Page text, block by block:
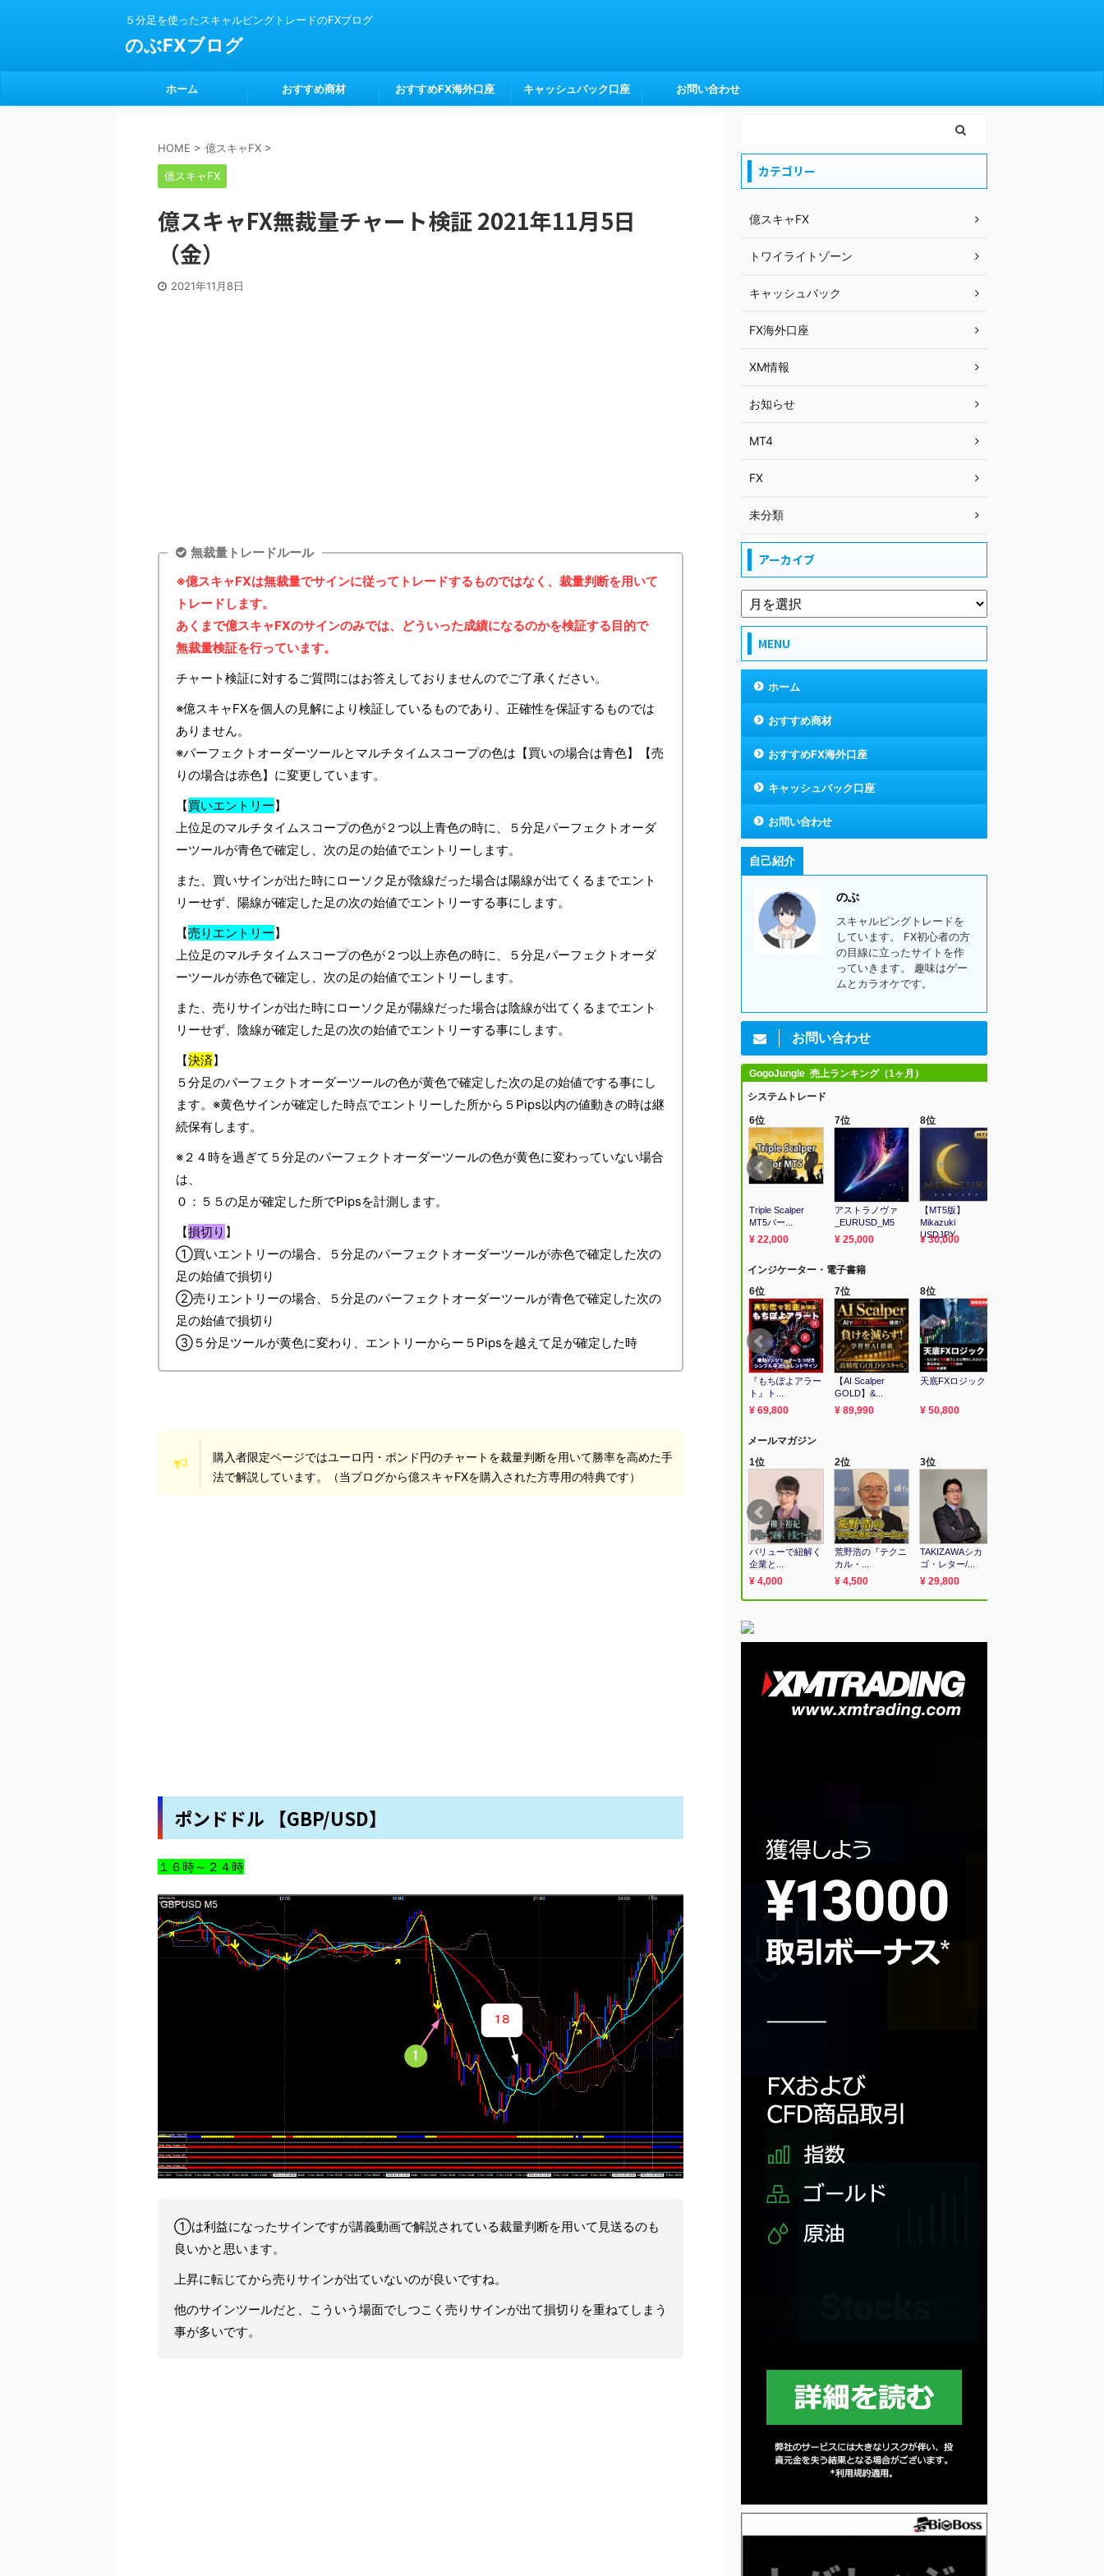
５分足を使ったスキャルピングトレードのFXブログ
のぶFXブログ
ホーム おすすめ商材 おすすめFX海外口座 キャッシュバック口座 お問い合わせ
HOME > 億スキャFX >
億スキャFX
億スキャFX無裁量チャート検証 2021年11月5日
（金）
2021年11月8日
無裁量トレードルール
※億スキャFXは無裁量でサインに従ってトレードするものではなく、裁量判断を用いて
トレードします。
あくまで億スキャFXのサインのみでは、どういった成績になるのかを検証する目的で
無裁量検証を行っています。
チャート検証に対するご質問にはお答えしておりませんのでご了承ください。
※億スキャFXを個人の見解により検証しているものであり、正確性を保証するものでは
ありません。
※パーフェクトオーダーツールとマルチタイムスコープの色は【買いの場合は青色】【売
りの場合は赤色】に変更しています。
【買いエントリー】
上位足のマルチタイムスコープの色が２つ以上青色の時に、５分足パーフェクトオーダ
ーツールが青色で確定し、次の足の始値でエントリーします。
また、買いサインが出た時にローソク足が陰線だった場合は陽線が出てくるまでエント
リーせず、陽線が確定した足の次の始値でエントリーする事にします。
【売りエントリー】
上位足のマルチタイムスコープの色が２つ以上赤色の時に、５分足パーフェクトオーダ
ーツールが赤色で確定し、次の足の始値でエントリーします。
また、売りサインが出た時にローソク足が陽線だった場合は陰線が出てくるまでエント
リーせず、陰線が確定した足の次の始値でエントリーする事にします。
【決済】
５分足のパーフェクトオーダーツールの色が黄色で確定した次の足の始値でする事にし
ます。※黄色サインが確定した時点でエントリーした所から５Pips以内の値動きの時は継
続保有します。
※２４時を過ぎて５分足のパーフェクトオーダーツールの色が黄色に変わっていない場合
は、
０：５５の足が確定した所でPipsを計測します。
【損切り 】
①買いエントリーの場合、５分足のパーフェクトオーダーツールが赤色で確定した次の
足の始値で損切り
②売りエントリーの場合、５分足のパーフェクトオーダーツールが青色で確定した次の
足の始値で損切り
③５分足ツールが黄色に変わり、エントリーからー５Pipsを越えて足が確定した時
購入者限定ページではユーロ円・ポンド円のチャートを裁量判断を用いて勝率を高めた手
法で解説しています。（当ブログから億スキャFXを購入された方専用の特典です）
ポンドドル 【GBP/USD】
１６時～２４時
①は利益になったサインですが講義動画で解説されている裁量判断を用いて見送るのも
良いかと思います。
上昇に転じてから売りサインが出ていないのが良いですね。
他のサインツールだと、こういう場面でしつこく売りサインが出て損切りを重ねてしまう
事が多いです。
カテゴリー
億スキャFX
トワイライトゾーン
キャッシュバック
FX海外口座
XM情報
お知らせ
MT4
FX
未分類
アーカイブ
MENU
ホーム
おすすめ商材
おすすめFX海外口座
キャッシュバック口座
お問い合わせ
自己紹介
のぶ
スキャルピングトレードを
しています。 FX初心者の方
の目線に立ったサイトを作
っていきます。 趣味はゲー
ムとカラオケです。
お問い合わせ